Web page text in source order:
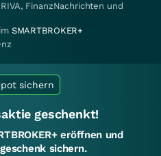
FinanzNachrichten und
SMARTBROKER+
sichern
geschenkt!
eröffnen und
sichern.